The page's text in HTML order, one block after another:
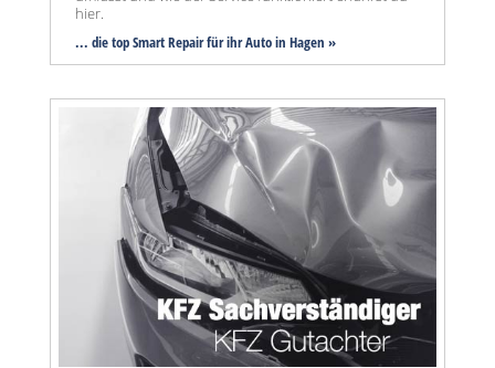
hier.
... die top Smart Repair für ihr Auto in Hagen »